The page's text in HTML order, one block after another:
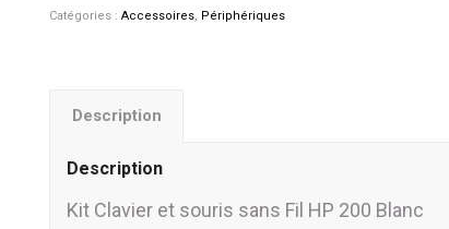
Catégories : Accessoires, Périphériques
Description
Description
Kit Clavier et souris sans Fil HP 200 Blanc